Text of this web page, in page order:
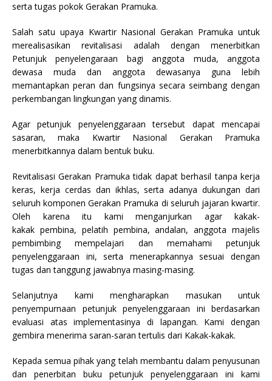
serta tugas pokok Gerakan Pramuka.
Salah satu upaya Kwartir Nasional Gerakan Pramuka untuk
merealisasikan revitalisasi adalah dengan menerbitkan
Petunjuk penyelengaraan bagi anggota muda, anggota
dewasa muda dan anggota dewasanya guna lebih
memantapkan peran dan fungsinya secara seimbang dengan
perkembangan lingkungan yang dinamis.
Agar petunjuk penyelenggaraan tersebut dapat mencapai
sasaran, maka Kwartir Nasional Gerakan Pramuka
menerbitkannya dalam bentuk buku.
Revitalisasi Gerakan Pramuka tidak dapat berhasil tanpa kerja
keras, kerja cerdas dan ikhlas, serta adanya dukungan dari
seluruh komponen Gerakan Pramuka di seluruh jajaran kwartir.
Oleh karena itu kami menganjurkan agar kakak-
kakak pembina, pelatih pembina, andalan, anggota majelis
pembimbing mempelajari dan memahami petunjuk
penyelenggaraan ini, serta menerapkannya sesuai dengan
tugas dan tanggung jawabnya masing-masing.
Selanjutnya kami mengharapkan masukan untuk
penyempurnaan petunjuk penyelenggaraan ini berdasarkan
evaluasi atas implementasinya di lapangan. Kami dengan
gembira menerima saran-saran tertulis dari Kakak-kakak.
Kepada semua pihak yang telah membantu dalam penyusunan
dan penerbitan buku petunjuk penyelenggaraan ini kami